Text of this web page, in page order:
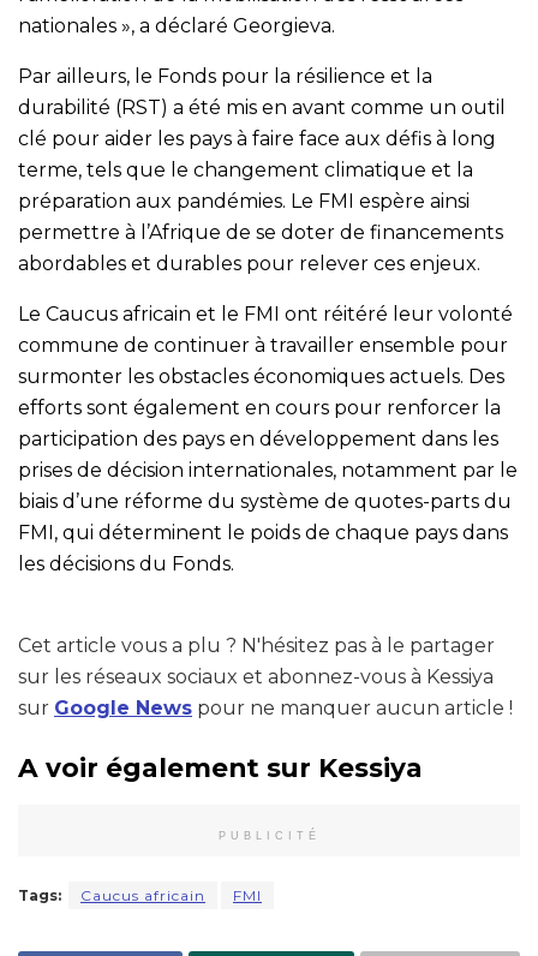
nationales », a déclaré Georgieva.
Par ailleurs, le Fonds pour la résilience et la
durabilité (RST) a été mis en avant comme un outil
clé pour aider les pays à faire face aux défis à long
terme, tels que le changement climatique et la
préparation aux pandémies. Le FMI espère ainsi
permettre à l’Afrique de se doter de financements
abordables et durables pour relever ces enjeux.
Le Caucus africain et le FMI ont réitéré leur volonté
commune de continuer à travailler ensemble pour
surmonter les obstacles économiques actuels. Des
efforts sont également en cours pour renforcer la
participation des pays en développement dans les
prises de décision internationales, notamment par le
biais d’une réforme du système de quotes-parts du
FMI, qui déterminent le poids de chaque pays dans
les décisions du Fonds.
Cet article vous a plu ? N'hésitez pas à le partager
sur les réseaux sociaux et abonnez-vous à Kessiya
sur Google News pour ne manquer aucun article !
A voir également sur Kessiya
PUBLICITÉ
Tags: Caucus africain FMI